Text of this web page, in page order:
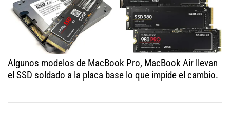
Algunos modelos de MacBook Pro, MacBook Air llevan
el SSD soldado a la placa base lo que impide el cambio.